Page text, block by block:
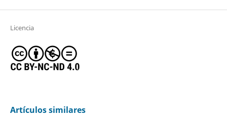
Licencia
Artículos similares